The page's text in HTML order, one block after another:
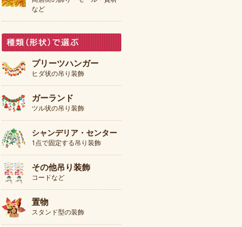
など
プリーツハンガー
ヒダ状の吊り装飾
ガーランド
ツル状の吊り装飾
シャンデリア・センター
1点で固定する吊り装飾
その他吊り装飾
コードなど
置物
スタンド型の装飾